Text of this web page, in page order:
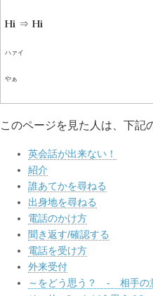
Hi ⇒ Hi
ハァイ
やぁ
このページを見た人は、下記
英会話が出来ない！
紹介
誰あてかを尋ねる
出身地を尋ねる
電話のかけ方
聞き返す/確認する
電話を受け方
外来受付
～をどう思う？ - 相手の